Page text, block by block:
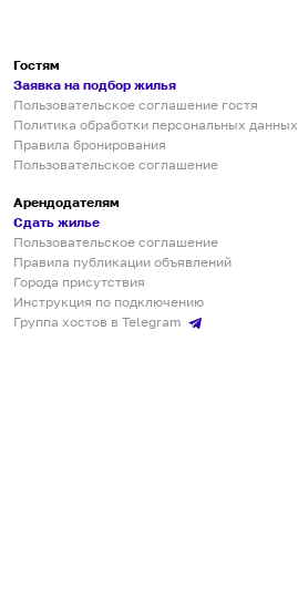
Гостям
Заявка на подбор жилья
Пользовательское соглашение гостя
Политика обработки персональных данных
Правила бронирования
Пользовательское соглашение
Арендодателям
Сдать жилье
Пользовательское соглашение
Правила публикации объявлений
Города присутствия
Инструкция по подключению
Группа хостов в Telegram